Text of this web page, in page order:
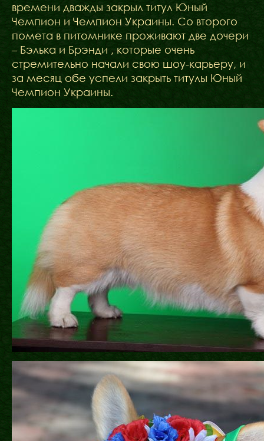
времени дважды закрыл титул Юный
Чемпион и Чемпион Украины. Со второго
помета в питомнике проживают две дочери
– Бэлька и Брэнди , которые очень
стремительно начали свою шоу-карьеру, и
за месяц обе успели закрыть титулы Юный
Чемпион Украины.